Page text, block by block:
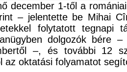
december 1-től a
– jelentette be Mihai
folytatott tegnapi
dolgozók bére
–, és további 12
az oktatási folyamatot